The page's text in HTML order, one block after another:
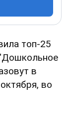
топ-25
в
во